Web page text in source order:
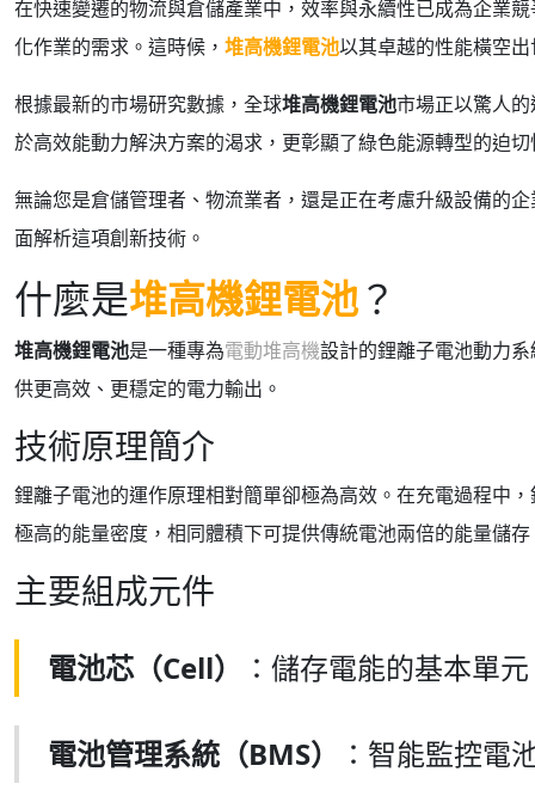
在快速變遷的物流與倉儲產業中，效率與永續性已成為企業
化作業的需求。這時候， 堆高機鋰電池以其卓越的性能橫空
根據最新的市場研究數據，全球堆高機鋰電池市場正以驚人
於高效能動力解決方案的渴求，更彰顯了綠色能源轉型的迫切
無論您是倉儲管理者、物流業者，還是正在考慮升級設備的
面解析這項創新技術。
什麼是堆高機鋰電池？
堆高機鋰電池是一種專為電動堆高機設計的鋰離子電池動力
供更高效、更穩定的電力輸出。
技術原理簡介
鋰離子電池的運作原理相對簡單卻極為高效。在充電過程中
極高的能量密度，相同體積下可提供傳統電池兩倍的能量儲存
主要組成元件
電池芯（Cell） ：儲存電能的基本單
電池管理系統（BMS） ：智能監控電